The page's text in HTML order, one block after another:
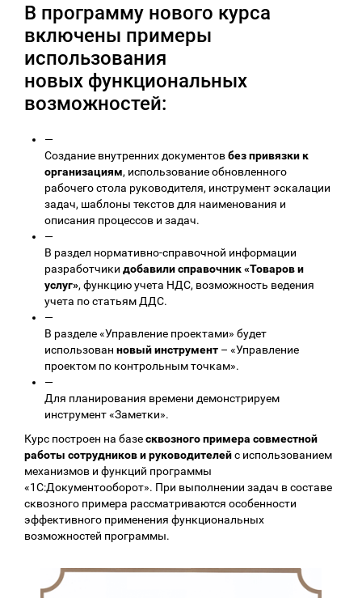
В программу нового курса
включены примеры
использования
новых функциональных
возможностей:
—
Создание внутренних документовбез привязки к
организациям, использование обновленного
рабочего стола руководителя, инструмент эскалации
задач, шаблоны текстов для наименования и
описания процессов и задач.
—
В раздел нормативно-справочной информации
разработчики добавили справочник «Товаров и
услуг», функцию учета НДС, возможность ведения
учета по статьям ДДС.
—
В разделе «Управление проектами» будет
использован новый инструмент – «Управление
проектом по контрольным точкам».
—
Для планирования времени демонстрируем
инструмент «Заметки».
Курс построен на базесквозного примера совместной
работы сотрудников и руководителейс использованием
механизмов и функций программы
«1С:Документооборот». При выполнении задач в составе
сквозного примера рассматриваются особенности
эффективного применения функциональных
возможностей программы.